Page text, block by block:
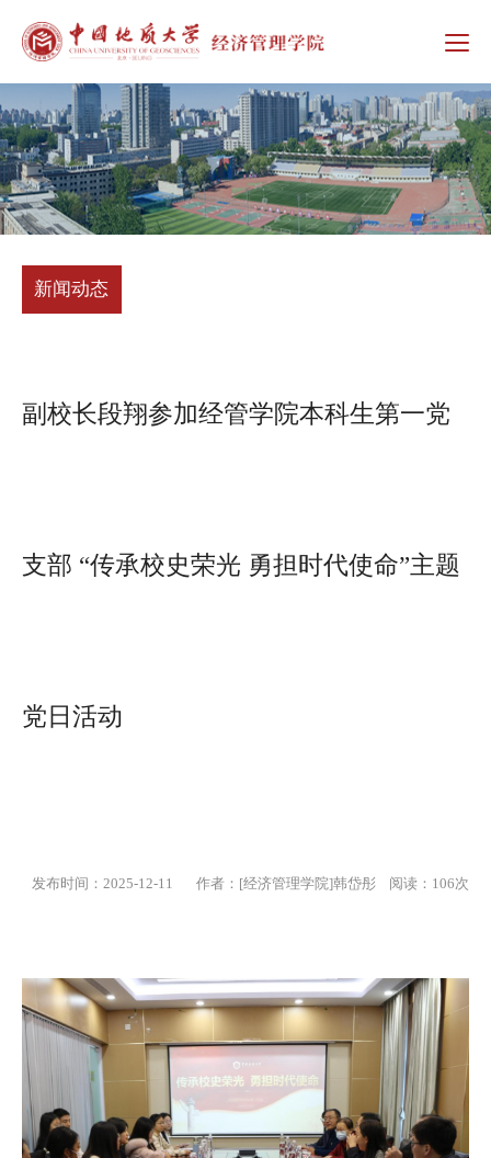
新闻动态
副校长段翔参加经管学院本科生第一党
支部 “传承校史荣光 勇担时代使命”主题
党日活动
发布时间：2025-12-11 作者：[经济管理学院]韩岱彤 阅读： 106次